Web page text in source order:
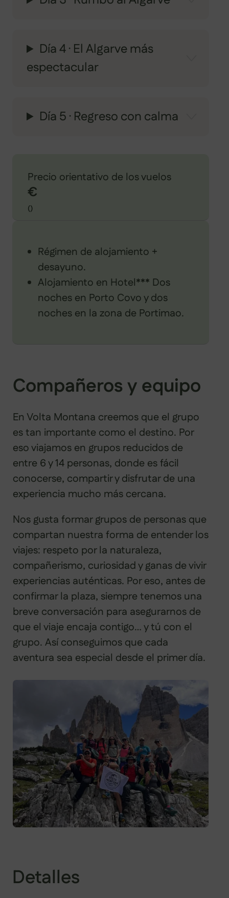
Día 4 · El Algarve más
espectacular
Día 5 · Regreso con calma
Precio orientativo de los vuelos
€
()
Régimen de alojamiento +
desayuno.
Alojamiento en Hotel*** Dos
noches en Porto Covo y dos
noches en la zona de Portimao.
Compañeros y equipo
En Volta Montana creemos que el grupo
es tan importante como el destino. Por
eso viajamos en grupos reducidos de
entre 6 y 14 personas, donde es fácil
conocerse, compartir y disfrutar de una
experiencia mucho más cercana.
Nos gusta formar grupos de personas que
compartan nuestra forma de entender los
viajes: respeto por la naturaleza,
compañerismo, curiosidad y ganas de vivir
experiencias auténticas. Por eso, antes de
confirmar la plaza, siempre tenemos una
breve conversación para asegurarnos de
que el viaje encaja contigo… y tú con el
grupo. Así conseguimos que cada
aventura sea especial desde el primer día.
Detalles